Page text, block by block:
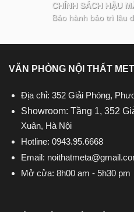
CHÍNH SÁCH HẬU
Bảo hành bảo trì lâu
VĂN PHÒNG NỘI THẤT
Địa chỉ: 352 Giải Phóng,
Showroom: Tầng 1, 352
Xuân, Hà Nội
Hotline: 0943.95.6668
Email:
Mở cửa: 8h00 am - 5h30 pm